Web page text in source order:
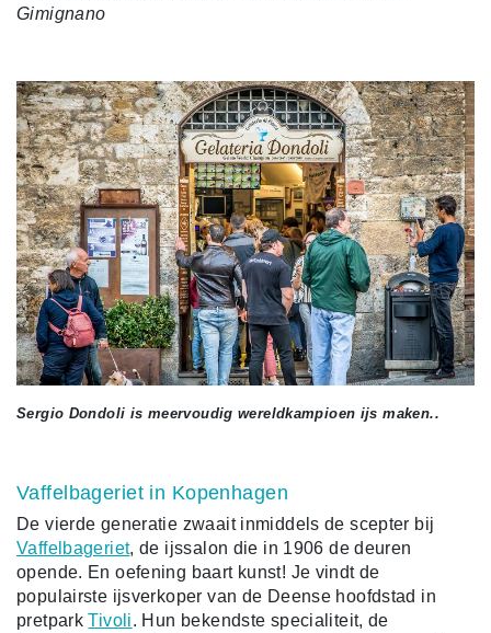
Gimignano
Sergio Dondoli is meervoudig wereldkampioen ijs maken..
Vaffelbageriet in Kopenhagen
De vierde generatie zwaait inmiddels de scepter bij
Vaffelbageriet, de ijssalon die in 1906 de deuren
opende. En oefening baart kunst! Je vindt de
populairste ijsverkoper van de Deense hoofdstad in
pretparkTivoli. Hun bekendste specialiteit, de